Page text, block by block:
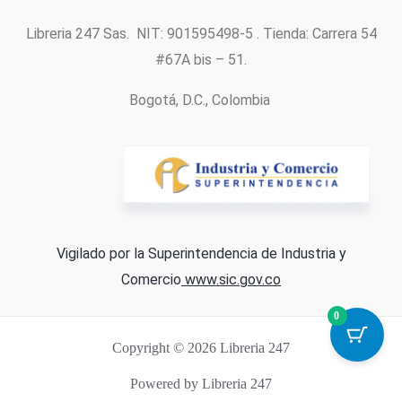
Libreria 247 Sas. NIT: 901595498-5 . Tienda: Carrera 54
#67A bis – 51.
Bogotá, D.C., Colombia
Vigilado por la Superintendencia de Industria y
Comercio www.sic.gov.co
Copyright © 2026 Libreria 247
Powered by Libreria 247
0